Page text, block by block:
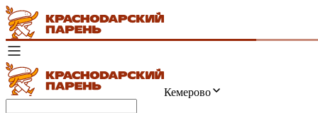
Кемерово